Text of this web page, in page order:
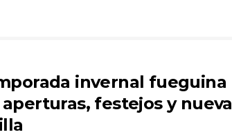
invernal fueguina
festejos y nueva